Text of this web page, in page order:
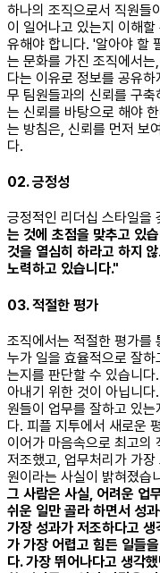
하나의 조직으로서 직원들
이 일어나고 있는지 이해
유해야 합니다. '알아야
는 문화를 가진 조직에서
다는 이유로 정보를 공유
무 팀원들과의 신뢰를 구
는 신뢰를 바탕으로 해야
는 방침은, 신뢰를 먼저 보
다. ​
02. 긍정성
긍정적인 리더십 스타일을
는 것에 초점을 맞추고 있
것을 열심히 하라고 하지
노력하고 있습니다."
03. 적절한 평가
조직에서는 적절한 평가를
누가 일을 효율적으로 잘
는지를 판단할 수 있습니
아내기 위한 것이 아닙니
원들이 업무를 잘하고 있
다. 피플 지투에서 새로운
이어가 마음속으로 최고의
저조했고, 업무처리가 가
원이라는 사실이 밝혀졌습
그 사람은 사실, 어려운 업
쉬운 일만 골라 하면서 성
가장 성과가 저조하다고
가 가장 어렵고 힘든 일들
다. 가장 뛰어나다고 생각